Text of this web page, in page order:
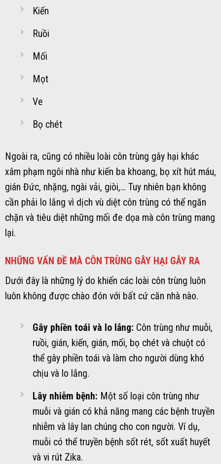
Kiến
Ruồi
Mối
Mọt
Ve
Bọ chét
Ngoài ra, cũng có nhiều loài côn trùng gây hại khác
xâm phạm ngôi nhà như kiến ba khoang, bọ xít hút máu,
gián Đức, nhặng, ngài vải, giòi,… Tuy nhiên bạn không
cần phải lo lắng vì dịch vù diệt côn trùng có thể ngăn
chặn và tiêu diệt những mối đe dọa mà côn trùng mang
lại.
NHỮNG VẤN ĐỀ MÀ CÔN TRÙNG GÂY HẠI GÂY RA
Dưới đây là những lý do khiến các loài côn trùng luôn
luôn không được chào đón với bất cứ căn nhà nào.
Gây phiền toái và lo lắng: Côn trùng như muỗi,
ruồi, gián, kiến, gián, mối, bọ chét và chuột có
thể gây phiền toái và làm cho người dùng khó
chịu và lo lắng.
Lây nhiễm bệnh: Một số loại côn trùng như
muỗi và gián có khả năng mang các bệnh truyền
nhiễm và lây lan chúng cho con người. Ví dụ,
muỗi có thể truyền bệnh sốt rét, sốt xuất huyết
và vi rút Zika.